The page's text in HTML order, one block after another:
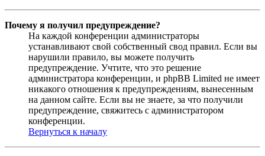
Почему я получил предупреждение?
На каждой конференции администраторы
устанавливают свой собственный свод правил. Если вы
нарушили правило, вы можете получить
предупреждение. Учтите, что это решение
администратора конференции, и phpBB Limited не имеет
никакого отношения к предупреждениям, вынесенным
на данном сайте. Если вы не знаете, за что получили
предупреждение, свяжитесь с администратором
конференции.
Вернуться к началу